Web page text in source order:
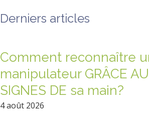
Derniers articles
Comment reconnaître
manipulateur GRÂCE
SIGNES DE sa main?
4 août 2026